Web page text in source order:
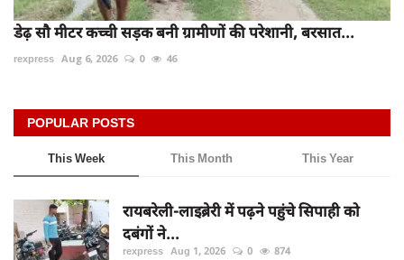
डेढ़ सौ मीटर कच्ची सड़क बनी ग्रामीणों की परेशानी, बरसात...
rexpress Aug 6, 2026 0 46
POPULAR POSTS
This Week This Month This Year
रायबरेली-लाइब्रेरी में पढ़ने पहुंचे सिपाही को
दबंगों ने...
rexpress Aug 1, 2026 0 874